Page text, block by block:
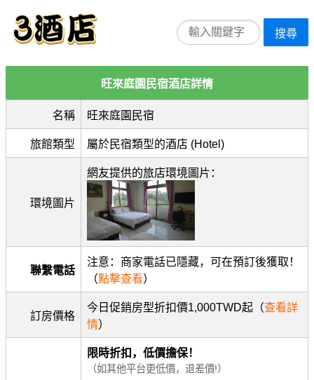
搜尋
旺來庭園民宿酒店詳情
名稱 旺來庭園民宿
旅館類型 屬於民宿類型的酒店 (Hotel)
環境圖片
網友提供的旅店環境圖片：
聯繫電話
注意：商家電話已隱藏，可在預訂後獲取！
（點擊查看）
訂房價格
今日促銷房型折扣價1,000TWD起（查看詳
情）
限時折扣，低價擔保！
（如其他平台更低價，退差價!）